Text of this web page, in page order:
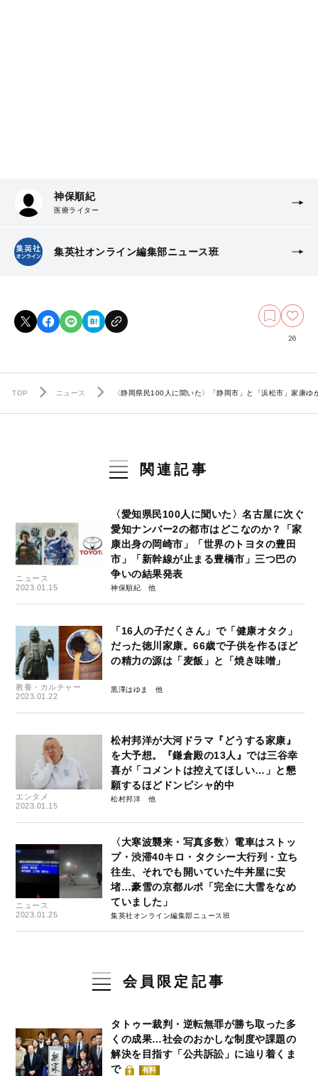
神保順紀
医療ライター
集英社オンライン編集部ニュース班
26
TOP ニュース 〈静岡県民100人に聞いた〉「静岡市」と「浜松市」家康
関連記事
ニュース
2023.01.15
〈愛知県民100人に聞いた〉名古屋に次ぐ
愛知ナンバー2の都市はどこなのか？「家
康出身の岡崎市」「世界のトヨタの豊田
市」「新幹線が止まる豊橋市」三つ巴の
争いの結果発表
神保順紀
教養・カルチャー
2023.01.22
「16人の子だくさん」で「健康オタク」
だった徳川家康。66歳で子供を作るほど
の精力の源は「麦飯」と「焼き味噌」
黒澤はゆま
エンタメ
2023.01.15
松村邦洋が大河ドラマ『どうする家康』
を大予想。『鎌倉殿の13人』では三谷幸
喜が「コメントは控えてほしい…」と懇
願するほどドンピシャ的中
松村邦洋
ニュース
2023.01.25
〈大寒波襲来・写真多数〉電車はストッ
プ・渋滞40キロ・タクシー大行列・立ち
往生、それでも開いていた牛丼屋に安
堵…豪雪の京都ルポ「完全に大雪をなめ
ていました」
集英社オンライン編集部ニュース班
会員限定記事
タトゥー裁判・逆転無罪が勝ち取った多
くの成果…社会のおかしな制度や課題の
解決を目指す「公共訴訟」に辿り着くま
で
有料